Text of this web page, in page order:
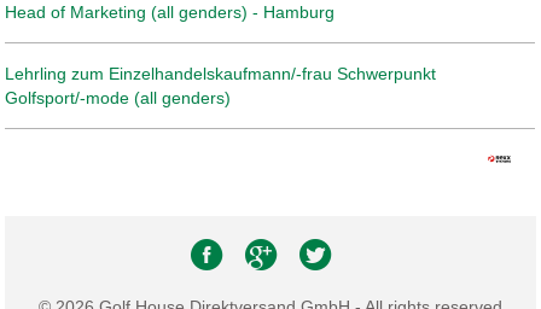
Head of Marketing (all genders) - Hamburg
Lehrling zum Einzelhandelskaufmann/-frau Schwerpunkt
Golfsport/-mode (all genders)